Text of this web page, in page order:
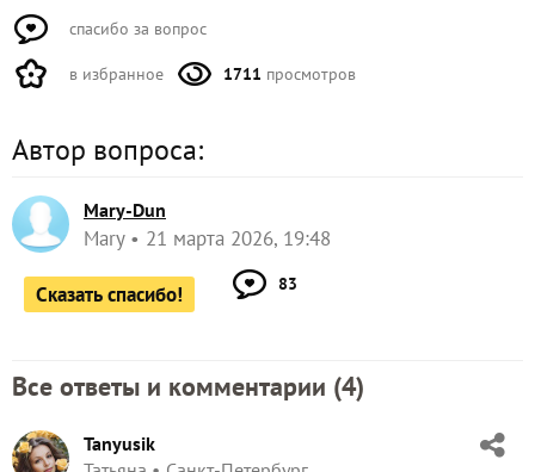
спасибо за вопрос
в избранное 1711 просмотров
Автор вопроса:
Mary-Dun
Mary 21 марта 2026, 19:48
Сказать спасибо! 83
Все ответы и комментарии (4)
Tanyusik